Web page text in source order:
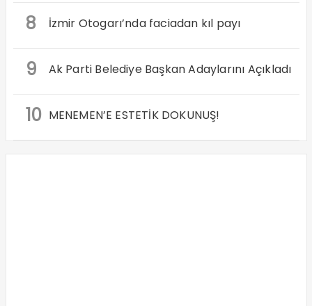
8 İzmir Otogarı’nda faciadan kıl payı
9 Ak Parti Belediye Başkan Adaylarını Açıkladı
10 MENEMEN’E ESTETİK DOKUNUŞ!